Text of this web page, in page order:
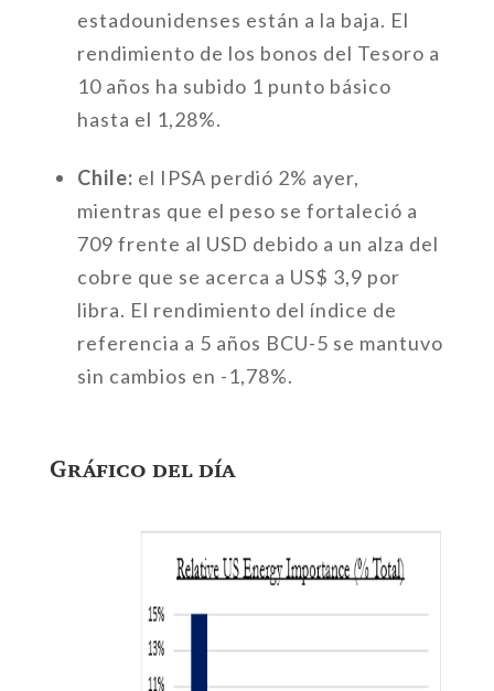
estadounidenses están a la baja. El
rendimiento de los bonos del Tesoro a
10 años ha subido 1 punto básico
hasta el 1,28%.
Chile: el IPSA perdió 2% ayer,
mientras que el peso se fortaleció a
709 frente al USD debido a un alza del
cobre que se acerca a US$ 3,9 por
libra. El rendimiento del índice de
referencia a 5 años BCU-5 se mantuvo
sin cambios en -1,78%.
Gráfico del día